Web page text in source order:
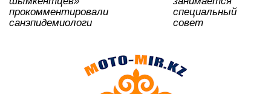
прокомментировали
санэпидемиологи
специальный
совет